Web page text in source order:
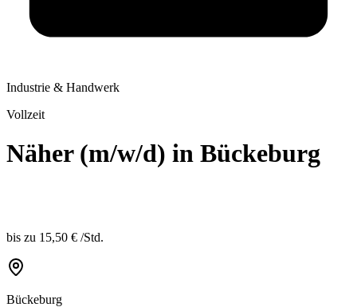
Industrie & Handwerk
Vollzeit
Näher (m/w/d) in Bückeburg
bis zu 15,50 € /Std.
Bückeburg